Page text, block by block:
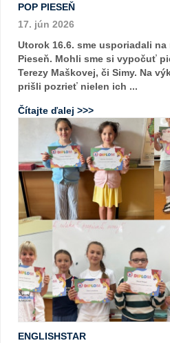
POP PIESEŇ
17. jún 2026
Utorok 16.6. sme usporiadali
Pieseň. Mohli sme si vypočuť
Terezy Maškovej, či Simy. Na
prišli pozrieť nielen ich ...
Čítajte ďalej >>>
ENGLISHSTAR